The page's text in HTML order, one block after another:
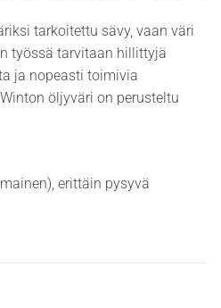
tarkoitettu sävy, vaan väri
työssä tarvitaan hillittyjä
ja nopeasti toimivia
öljyväri on perusteltu
erittäin pysyvä